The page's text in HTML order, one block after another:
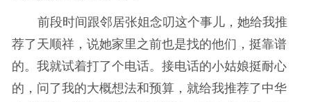
前段时间跟邻居张姐念叨这个事儿，她给我推
荐了天顺祥，说她家里之前也是找的他们，挺靠谱
的。我就试着打了个电话。接电话的小姑娘挺耐心
的，问了我的大概想法和预算，就给我推荐了中华